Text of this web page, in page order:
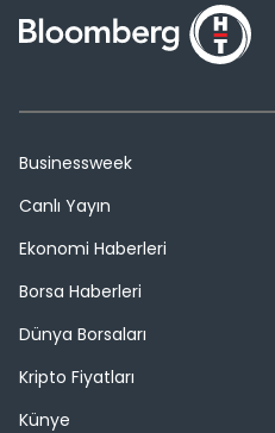
Businessweek
Canlı Yayın
Ekonomi Haberleri
Borsa Haberleri
Dünya Borsaları
Kripto Fiyatları
Künye